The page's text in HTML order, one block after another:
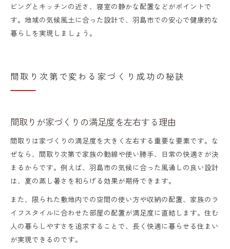
ビングとキッチンの近さ、寝室の静かな配置などがポイントで
す。地域の気候風土に合った設計で、羽島市での安心で健康的な
暮らしを実現しましょう。
間取り次第で変わる家づくり成功の秘訣
間取りが家づくりの満足度を左右する理由
間取りは家づくりの満足度を大きく左右する重要な要素です。な
ぜなら、間取り次第で家族の動線や使い勝手、日常の快適さが決
まるからです。例えば、羽島市の気候に合った風通しの良い設計
は、夏の蒸し暑さを和らげる効果が期待できます。
また、限られた敷地内での空間の使い方や収納の配置、家族のラ
イフスタイルに合わせた部屋の配置が満足度に直結します。住む
人の暮らしやすさを追求することで、長く快適に暮らせる住まい
が実現できるのです。